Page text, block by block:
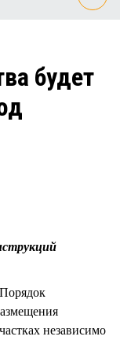
будет
независимо